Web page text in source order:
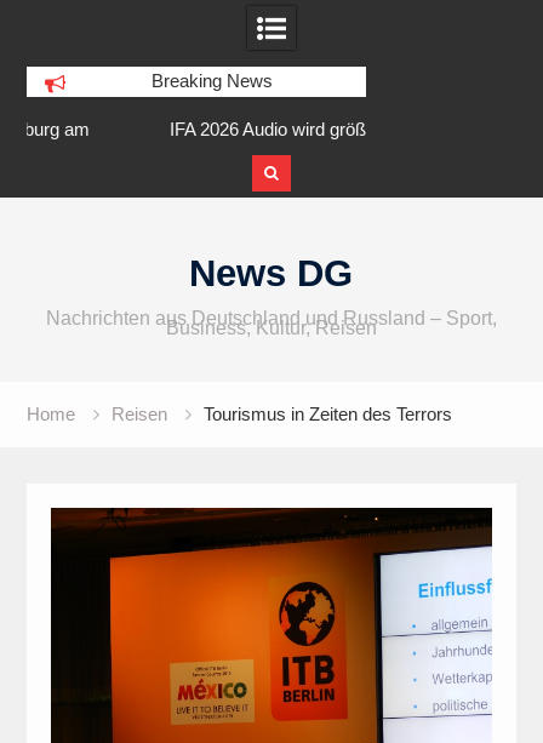
Breaking News
IFA 2026 Audio wird größer,
internationaler und vielfältiger
News DG
Nachrichten aus Deutschland und Russland – Sport,
Business, Kultur, Reisen
Home Reisen Tourismus in Zeiten des Terrors